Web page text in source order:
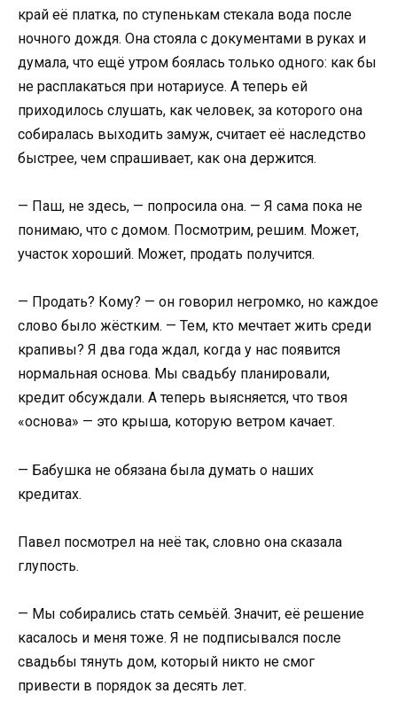
край её платка, по ступенькам стекала вода после
ночного дождя. Она стояла с документами в руках и
думала, что ещё утром боялась только одного: как бы
не расплакаться при нотариусе. А теперь ей
приходилось слушать, как человек, за которого она
собиралась выходить замуж, считает её наследство
быстрее, чем спрашивает, как она держится.
— Паш, не здесь, — попросила она. — Я сама пока не
понимаю, что с домом. Посмотрим, решим. Может,
участок хороший. Может, продать получится.
— Продать? Кому? — он говорил негромко, но каждое
слово было жёстким. — Тем, кто мечтает жить среди
крапивы? Я два года ждал, когда у нас появится
нормальная основа. Мы свадьбу планировали,
кредит обсуждали. А теперь выясняется, что твоя
«основа» — это крыша, которую ветром качает.
— Бабушка не обязана была думать о наших
кредитах.
Павел посмотрел на неё так, словно она сказала
глупость.
— Мы собирались стать семьёй. Значит, её решение
касалось и меня тоже. Я не подписывался после
свадьбы тянуть дом, который никто не смог
привести в порядок за десять лет.